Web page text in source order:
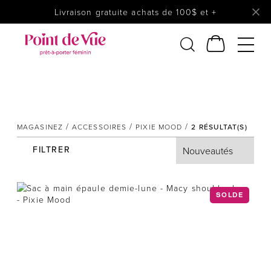
Livraison gratuite achats de 100$ et +
Accessoires
FILTRER
MAGASINEZ ACCESSOIRES PIXIE MOOD 2 RÉSULTAT(S)
SOLDE